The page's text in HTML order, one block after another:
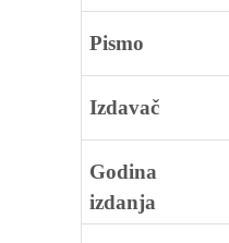
Pismo
Izdavač
Godina
izdanja